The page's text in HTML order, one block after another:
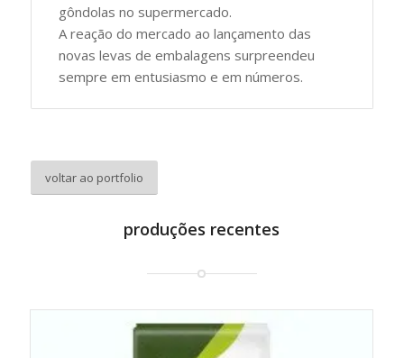
gôndolas no supermercado.
A reação do mercado ao lançamento das
novas levas de embalagens surpreendeu
sempre em entusiasmo e em números.
voltar ao portfolio
produções recentes